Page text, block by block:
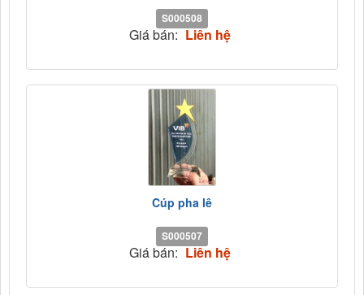
S000508
Giá bán: Liên hệ
Cúp pha lê
S000507
Giá bán: Liên hệ